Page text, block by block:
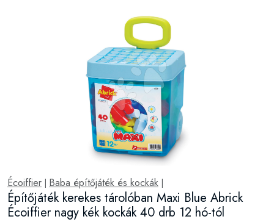
Écoiffier Baba építőjáték és kockák
Építőjáték kerekes tárolóban Maxi Blue Abrick
Écoiffier nagy kék kockák 40 drb 12 hó-tól